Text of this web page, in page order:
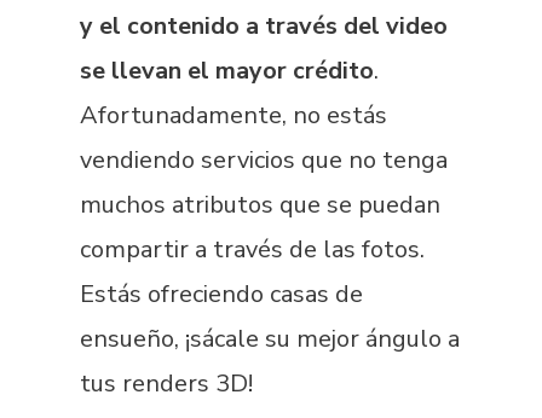
y el contenido a través del video
se llevan el mayor crédito.
Afortunadamente, no estás
vendiendo servicios que no tenga
muchos atributos que se puedan
compartir a través de las fotos.
Estás ofreciendo casas de
ensueño, ¡sácale su mejor ángulo a
tus renders 3D!